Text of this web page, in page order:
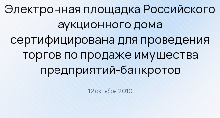
Электронная площадка Российского
аукционного дома
сертифицирована для проведения
торгов по продаже имущества
предприятий-банкротов
12 октября 2010